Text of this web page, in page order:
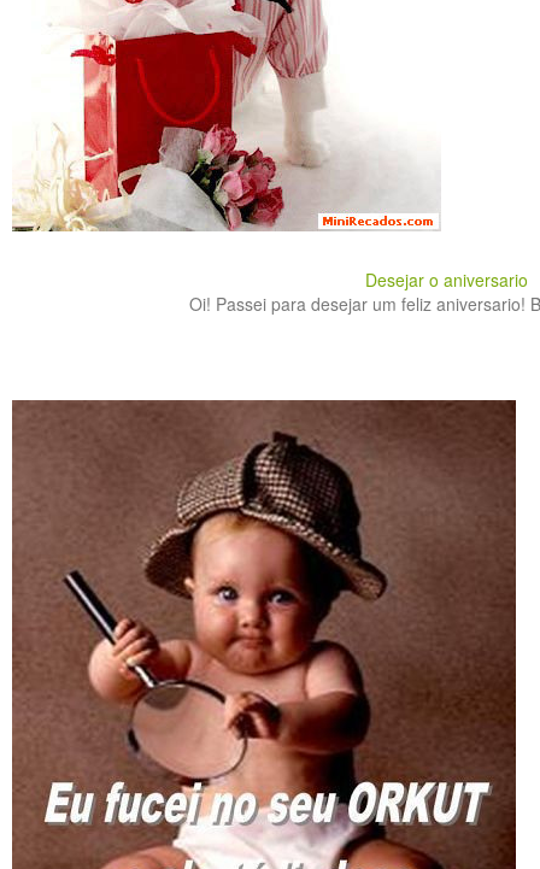
Desejar o aniversario
Oi! Passei para desejar um feliz aniversario!